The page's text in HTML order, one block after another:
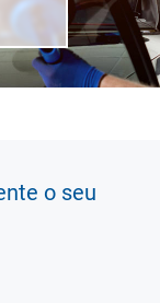
o seu